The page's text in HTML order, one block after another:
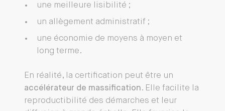
une meilleure lisibilité ;
un allègement administratif ;
une économie de moyens à moyen et
long terme.
En réalité, la certification peut être un
accélérateur de massification. Elle facilite la
reproductibilité des démarches et leur